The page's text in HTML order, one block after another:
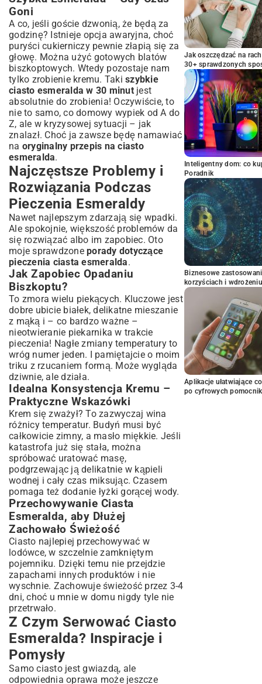
Goni
A co, jeśli goście dzwonią, że będą za
godzinę? Istnieje opcja awaryjna, choć
puryści cukierniczy pewnie złapią się za
głowę. Można użyć gotowych blatów
biszkoptowych. Wtedy pozostaje nam
tylko zrobienie kremu. Taki szybkie
ciasto esmeralda w 30 minutjest
absolutnie do zrobienia! Oczywiście, to
nie to samo, co domowy wypiek od A do
Z, ale w kryzysowej sytuacji – jak
znalazł. Choć ja zawsze będę namawiać
na oryginalny przepis na ciasto
esmeralda.
Najczęstsze Problemy i
Rozwiązania Podczas
Pieczenia Esmeraldy
Nawet najlepszym zdarzają się wpadki.
Ale spokojnie, większość problemów da
się rozwiązać albo im zapobiec. Oto
moje sprawdzone porady dotyczące
pieczenia ciasta esmeralda.
Jak Zapobiec Opadaniu
Biszkoptu?
To zmora wielu piekących. Kluczowe jest
dobre ubicie białek, delikatne mieszanie
z mąką i – co bardzo ważne –
nieotwieranie piekarnika w trakcie
pieczenia! Nagłe zmiany temperatury to
wróg numer jeden. I pamiętajcie o moim
triku z rzucaniem formą. Może wygląda
dziwnie, ale działa.
Idealna Konsystencja Kremu –
Praktyczne Wskazówki
Krem się zważył? To zazwyczaj wina
różnicy temperatur. Budyń musi być
całkowicie zimny, a masło miękkie. Jeśli
katastrofa już się stała, można
spróbować uratować masę,
podgrzewając ją delikatnie w kąpieli
wodnej i cały czas miksując. Czasem
pomaga też dodanie łyżki gorącej wody.
Przechowywanie Ciasta
Esmeralda, aby Dłużej
Zachowało Świeżość
Ciasto najlepiej przechowywać w
lodówce, w szczelnie zamkniętym
pojemniku. Dzięki temu nie przejdzie
zapachami innych produktów i nie
wyschnie. Zachowuje świeżość przez 3-4
dni, choć u mnie w domu nigdy tyle nie
przetrwało.
Z Czym Serwować Ciasto
Esmeralda? Inspiracje i
Pomysły
Samo ciasto jest gwiazdą, ale
odpowiednia oprawa może jeszcze
Jak oszczędzać na
30+ sprawdzonych
Inteligentny dom: co
Poradnik
Biznesowe
korzyściach i wdrożeniu
Aplikacje ułatwiające
po cyfrowych